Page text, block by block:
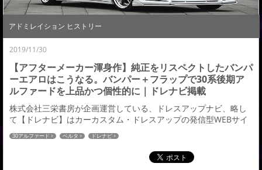
アドミレイション ヒストリー
2019/11/30
【アフターメーカー渾身作】純正をリスペクトしたバンパ
ーエアロはこうなる。バンパー＋フラップで30系後期ア
ルファードを上品かつ個性的に｜ドレナビ掲載
株式会社三栄書房が企画運営している、ドレスアップナビ、略し
て【ドレナビ】はカーカスタム・ドレスアップの発信型WEBサイ
ト。ドレナビにてヴェルファイアの記事が掲載されましたのでご
紹介させていただきます。 純正を踏襲しつつ、より精悍、豪奢
に。Belta／ALPHARDベルタ／アルファード（30系後期エアログ
レード対応） →続きはこちら←ドレナビ：アドミレイションの記
30アルファード ベルタ ドレナビ